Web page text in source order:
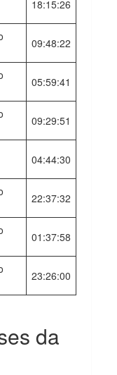
18:15:26
09:48:22
05:59:41
09:29:51
04:44:30
22:37:32
01:37:58
23:26:00
da